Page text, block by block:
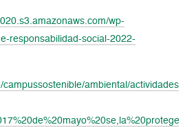
wp-
responsabilidad-social-2022-
campussostenible/ambiental/actividades/